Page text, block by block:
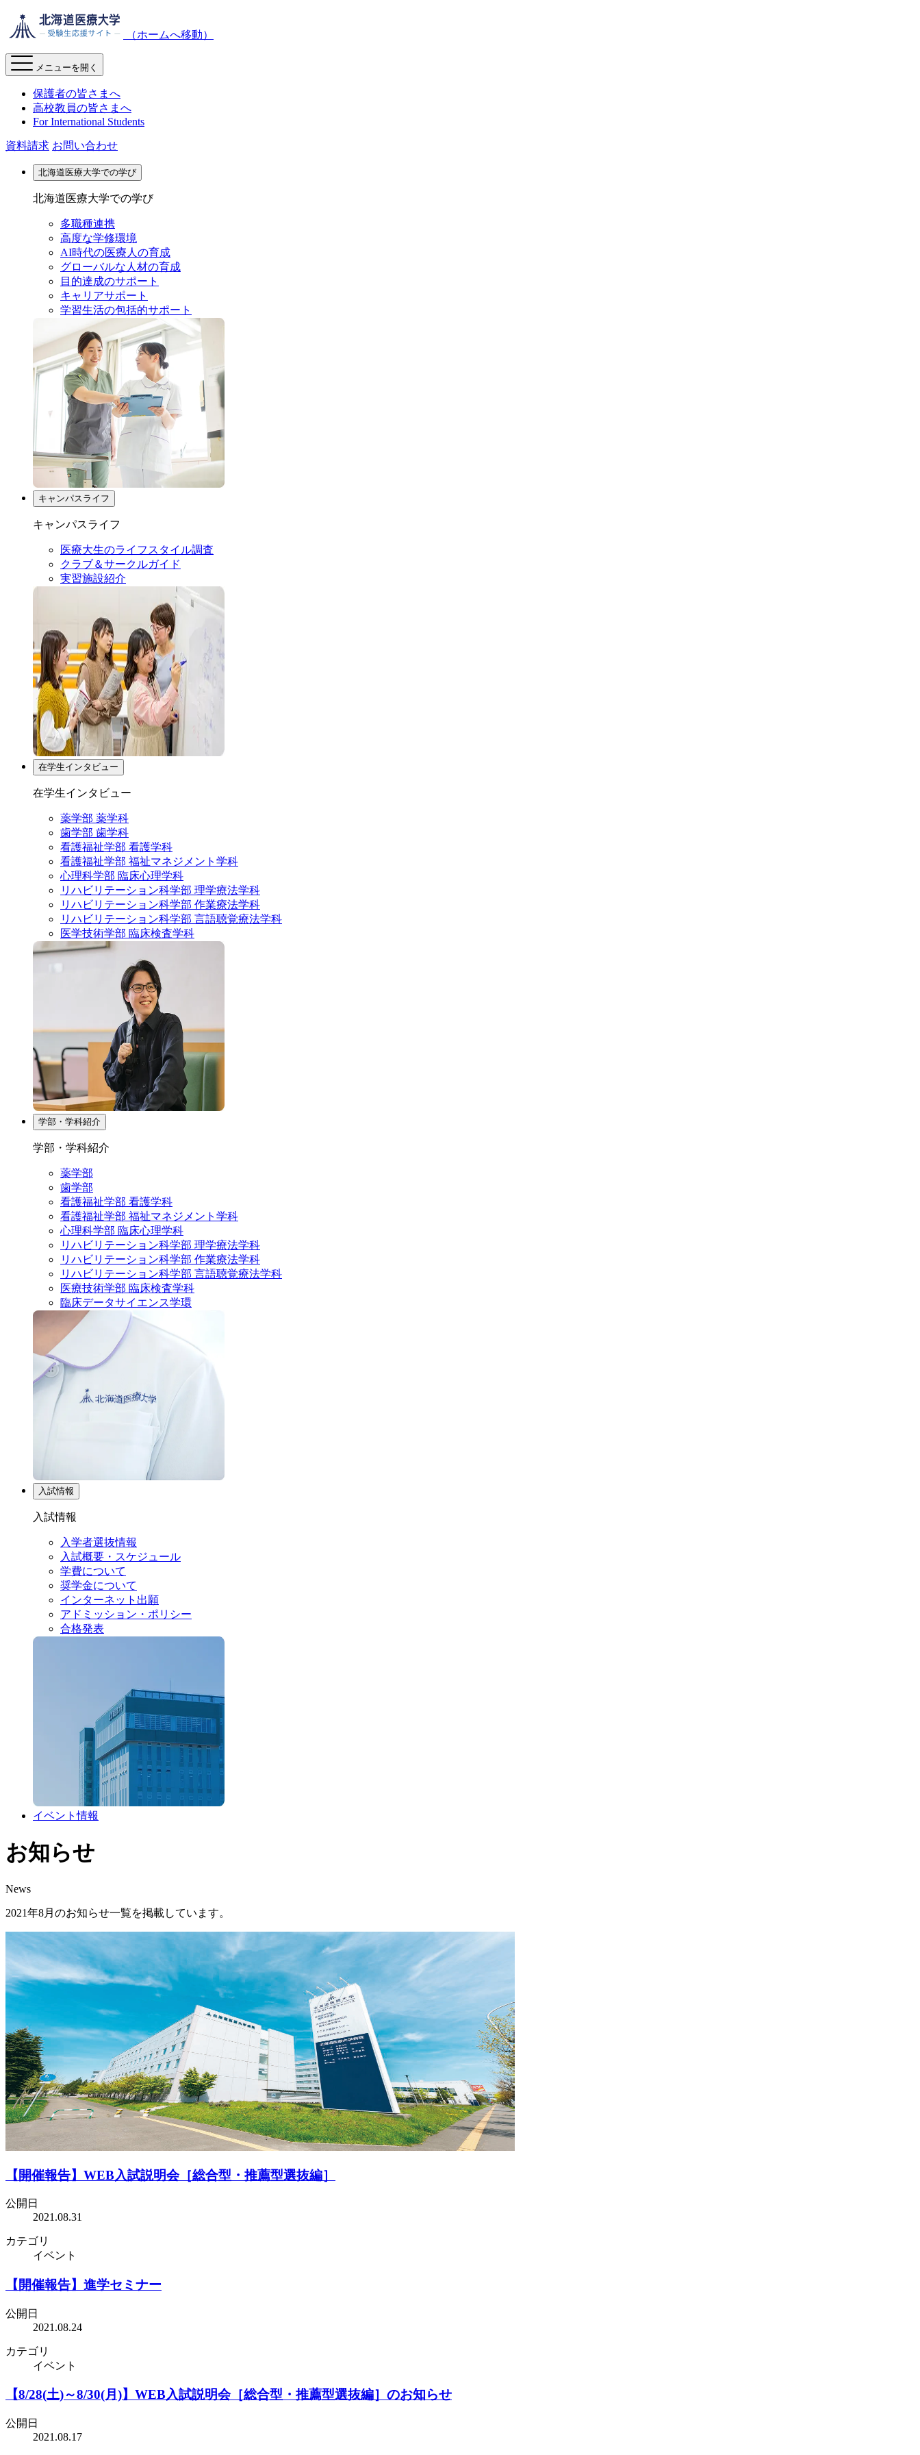
（ホームへ移動）
メニューを開く
保護者の皆さまへ
高校教員の皆さまへ
For International Students
資料請求 お問い合わせ
北海道医療大学での学び
北海道医療大学での学び
多職種連携
高度な学修環境
AI時代の医療人の育成
グローバルな人材の育成
目的達成のサポート
キャリアサポート
学習生活の包括的サポート
キャンパスライフ
キャンパスライフ
医療大生のライフスタイル調査
クラブ＆サークルガイド
実習施設紹介
在学生インタビュー
在学生インタビュー
薬学部 薬学科
歯学部 歯学科
看護福祉学部 看護学科
看護福祉学部 福祉マネジメント学科
心理科学部 臨床心理学科
リハビリテーション科学部 理学療法学科
リハビリテーション科学部 作業療法学科
リハビリテーション科学部 言語聴覚療法学科
医学技術学部 臨床検査学科
学部・学科紹介
学部・学科紹介
薬学部
歯学部
看護福祉学部 看護学科
看護福祉学部 福祉マネジメント学科
心理科学部 臨床心理学科
リハビリテーション科学部 理学療法学科
リハビリテーション科学部 作業療法学科
リハビリテーション科学部 言語聴覚療法学科
医療技術学部 臨床検査学科
臨床データサイエンス学環
入試情報
入試情報
入学者選抜情報
入試概要・スケジュール
学費について
奨学金について
インターネット出願
アドミッション・ポリシー
合格発表
イベント情報
お知らせ
News
2021年8月のお知らせ一覧を掲載しています。
【開催報告】WEB入試説明会［総合型・推薦型選抜編］
公開日
2021.08.31
カテゴリ
イベント
【開催報告】進学セミナー
公開日
2021.08.24
カテゴリ
イベント
【8/28(土)～8/30(月)】WEB入試説明会［総合型・推薦型選抜編］のお知らせ
公開日
2021.08.17